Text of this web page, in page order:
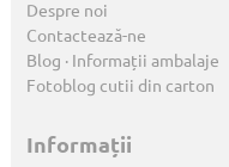
Despre noi
Contactează-ne
Blog · Informații ambalaje
Fotoblog cutii din carton
Informații